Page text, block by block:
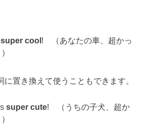
super cool! （あなたの車、超かっ
に置き換えて使うこともできます。
super cute! （うちの子犬、超か